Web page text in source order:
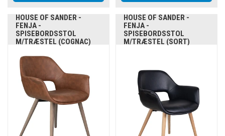
HOUSE OF SANDER -
FENJA -
SPISEBORDSSTOL
M/TRÆSTEL (COGNAC)
HOUSE OF SANDER -
FENJA -
SPISEBORDSSTOL
M/TRÆSTEL (SORT)